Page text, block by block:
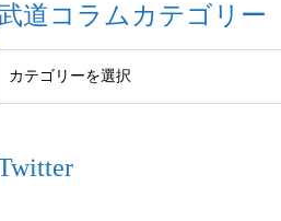
道コラムカテゴリー